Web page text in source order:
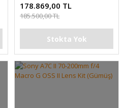
178.869,00 TL
185.500,00 TL
Stokta Yok